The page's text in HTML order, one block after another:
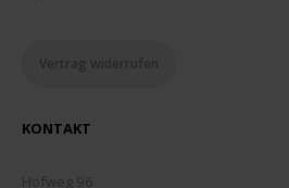
Vertrag widerrufen
KONTAKT
Hofweg 96